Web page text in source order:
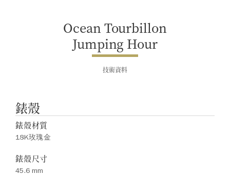
Ocean Tourbillon
Jumping Hour
技術資料
錶殼
錶殼材質
18K玫瑰金
錶殼尺寸
45.6 mm